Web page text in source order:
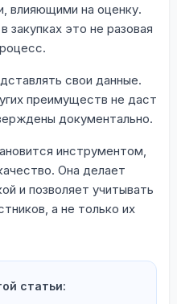
влияющими на оценку.
закупках это не разовая
свои данные.
преимуществ не даст
документально.
инструментом,
Она делает
и позволяет учитывать
а не только их
статьи: